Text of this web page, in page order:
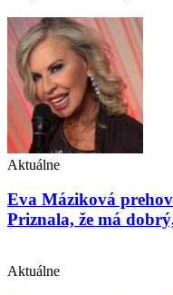
Aktuálne
Eva Máziková
Priznala, že má
Aktuálne